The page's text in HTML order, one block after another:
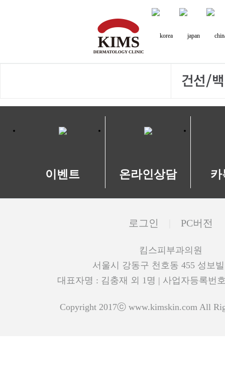
건선/
이벤트 온라인상담 카
로그인 PC버전
킴스피부과의원
서울시 강동구 천호동 455 성보
대표자명 : 김충재 외 1명 | 사업자등록번
Copyright 2017ⓒ www.kimskin.com All